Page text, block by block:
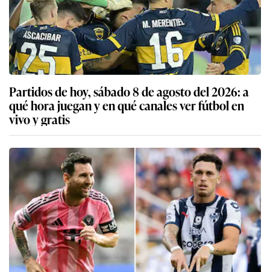
Partidos de hoy, sábado 8 de agosto del 2026: a
qué hora juegan y en qué canales ver fútbol en
vivo y gratis